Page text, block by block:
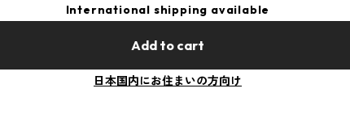
International shipping available
Add to cart
日本国内にお住まいの方向け